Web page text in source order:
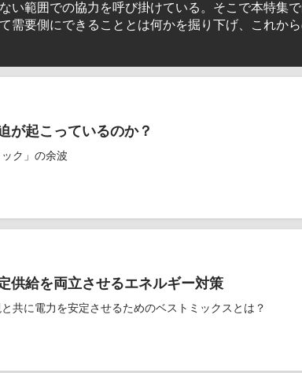
範囲での協力を呼び掛けている。そこで本特集
要側にできることとは何かを掘り下げ、これか
が起こっているのか？
ク」の余波
供給を両立させるエネルギー対策
共に電力を安定させるためのベストミックスとは？